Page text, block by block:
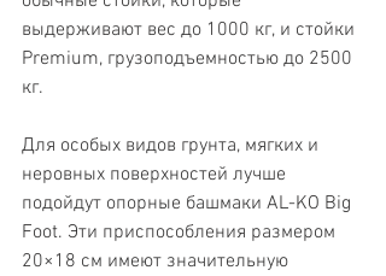
выдерживают вес до 1000 кг, и стойки
Premium, грузоподъемностью до 2500
кг.
Для особых видов грунта, мягких и
неровных поверхностей лучше
подойдут опорные башмаки AL-KO Big
Foot. Эти приспособления размером
20×18 см имеют значительную